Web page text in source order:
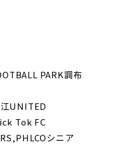
PARK調布
UNITED
Tok FC
シニア